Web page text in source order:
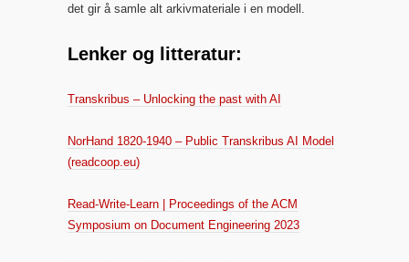
det gir å samle alt arkivmateriale i en modell.
Lenker og litteratur:
Transkribus – Unlocking the past with AI
NorHand 1820-1940 – Public Transkribus AI Model
(readcoop.eu)
Read-Write-Learn | Proceedings of the ACM
Symposium on Document Engineering 2023